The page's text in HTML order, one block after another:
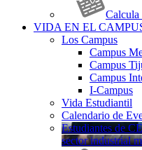
Calcula
VIDA EN EL
Los Campus
Campus
Campus
Campus
I-Campus
Vida Estudiantil
Calendario de
Estudiantes de
sector industrial